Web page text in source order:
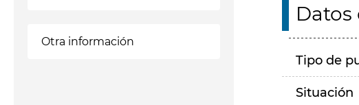
Otra información
Tipo de
Situación